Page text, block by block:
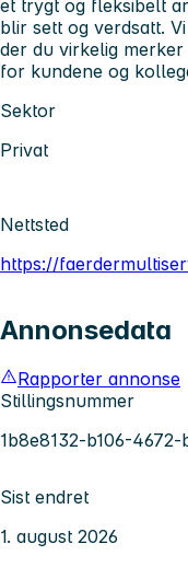
et trygt og fleksibelt
blir sett og verdsatt.
der du virkelig
for kundene og
Sektor
Privat
Nettsted
https://
Annonsedata
Rapporter annonse
Stillingsnummer
1b8e8132-b106-
Sist endret
1. august 2026